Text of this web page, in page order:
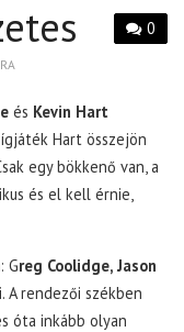
0
és Kevin Hart
Hart összejön
egy bökkenő van, a
és el kell érnie,
Greg Coolidge, Jason
. A rendezői székben
óta inkább olyan